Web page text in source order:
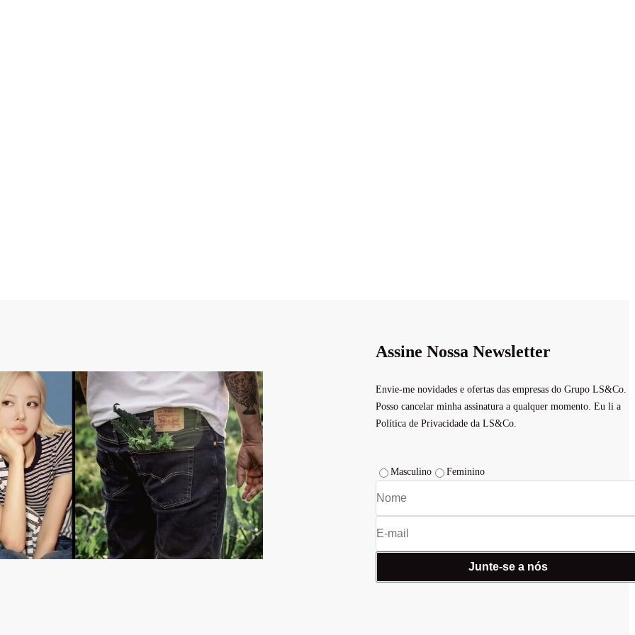
Assine Nossa Newsletter
Envie-me novidades e ofertas das empresas do Grupo LS&Co.
Posso cancelar minha assinatura a qualquer momento. Eu li a
Política de Privacidade da LS&Co.
Masculino Feminino
Junte-se a nós